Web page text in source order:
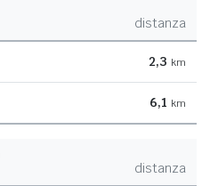
distanza
2,3 km
6,1 km
distanza